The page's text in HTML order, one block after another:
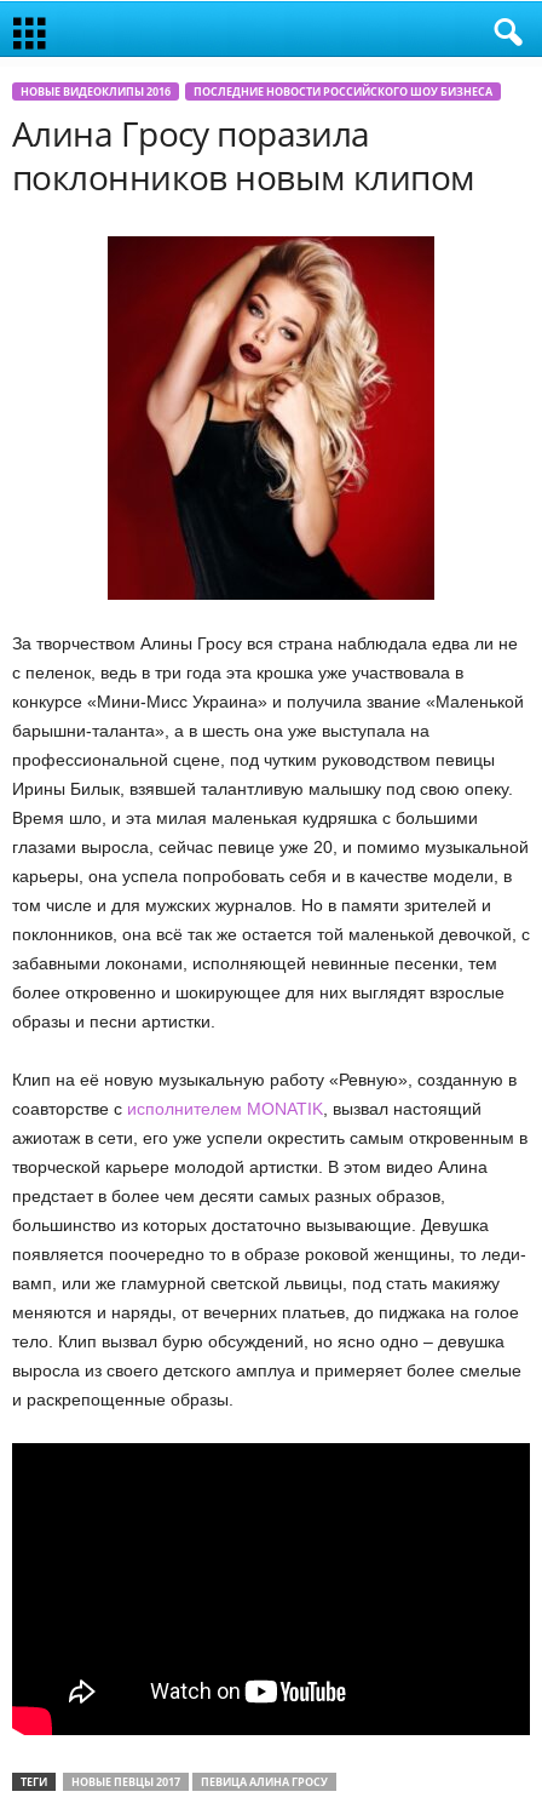
НОВЫЕ ВИДЕОКЛИПЫ 2016 ПОСЛЕДНИЕ НОВОСТИ РОССИЙСКОГО ШОУ БИЗНЕСА
Алина Гросу поразила
поклонников новым клипом
За творчеством Алины Гросу вся страна наблюдала едва ли не
с пеленок, ведь в три года эта крошка уже участвовала в
конкурсе «Мини-Мисс Украина» и получила звание «Маленькой
барышни-таланта», а в шесть она уже выступала на
профессиональной сцене, под чутким руководством певицы
Ирины Билык, взявшей талантливую малышку под свою опеку.
Время шло, и эта милая маленькая кудряшка с большими
глазами выросла, сейчас певице уже 20, и помимо музыкальной
карьеры, она успела попробовать себя и в качестве модели, в
том числе и для мужских журналов. Но в памяти зрителей и
поклонников, она всё так же остается той маленькой девочкой, с
забавными локонами, исполняющей невинные песенки, тем
более откровенно и шокирующее для них выглядят взрослые
образы и песни артистки.
Клип на её новую музыкальную работу «Ревную», созданную в
соавторстве с исполнителем MONATIK , вызвал настоящий
ажиотаж в сети, его уже успели окрестить самым откровенным в
творческой карьере молодой артистки. В этом видео Алина
предстает в более чем десяти самых разных образов,
большинство из которых достаточно вызывающие. Девушка
появляется поочередно то в образе роковой женщины, то леди-
вамп, или же гламурной светской львицы, под стать макияжу
меняются и наряды, от вечерних платьев, до пиджака на голое
тело. Клип вызвал бурю обсуждений, но ясно одно – девушка
выросла из своего детского амплуа и примеряет более смелые
и раскрепощенные образы.
ТЕГИ НОВЫЕ ПЕВЦЫ 2017 ПЕВИЦА АЛИНА ГРОСУ